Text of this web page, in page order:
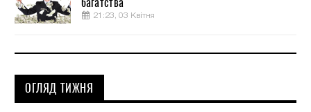
21:23, 03 Квітня
ОГЛЯД ТИЖНЯ